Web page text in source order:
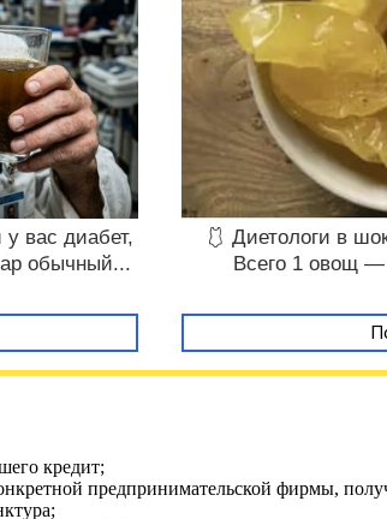
вас диабет,
обычный...
🩱 Диетологи в
Всего 1 овощ —
кредит;
предпринимательской фирмы,